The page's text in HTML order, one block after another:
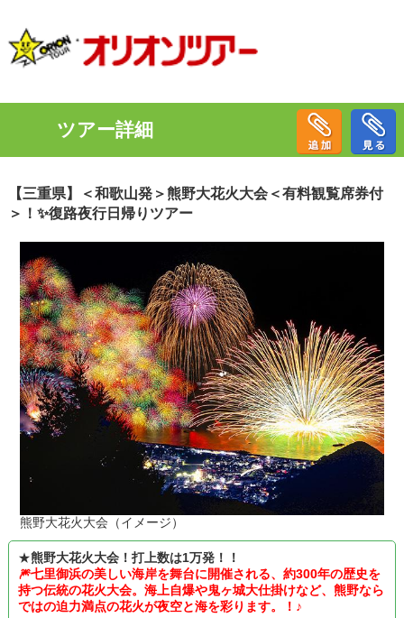
ツアー詳細
【三重県】＜和歌山発＞熊野大花火大会＜有料観覧席券付
＞！✨復路夜行日帰りツアー
熊野大花火大会（イメージ）
★熊野大花火大会！打上数は1万発！！
🎆七里御浜の美しい海岸を舞台に開催される、約300年の歴史を
持つ伝統の花火大会。海上自爆や鬼ヶ城大仕掛けなど、熊野なら
ではの迫力満点の花火が夜空と海を彩ります。！♪